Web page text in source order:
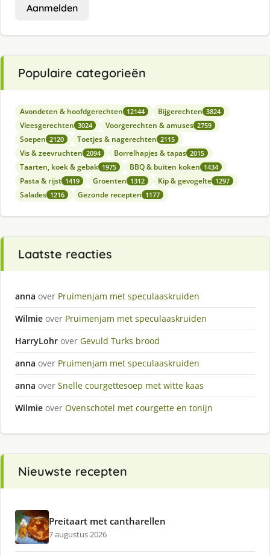
Aanmelden
Populaire categorieën
Avondeten & hoofdgerechten 12144 Bijgerechten 3824
Vleesgerechten 3024 Voorgerechten & amuses 2759
Soepen 2120 Toetjes & nagerechten 2115
Vis & zeevruchten 2094 Borrelhapjes & tapas 2015
Taarten, koek & gebak 1975 BBQ & buiten koken 1434
Pasta & rijst 1419 Groenten 1312 Kip & gevogelte 1297
Salades 1216 Gezonde recepten 1177
Laatste reacties
anna over Pruimenjam met speculaaskruiden
Wilmie over Pruimenjam met speculaaskruiden
HarryLohr over Gevuld Turks brood
anna over Pruimenjam met speculaaskruiden
anna over Snelle courgettesoep met witte kaas
Wilmie over Ovenschotel met courgette en tonijn
Nieuwste recepten
Preitaart met cantharellen
7 augustus 2026